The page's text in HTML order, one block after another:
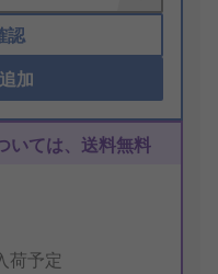
認
加
いては、送料無料
荷予定